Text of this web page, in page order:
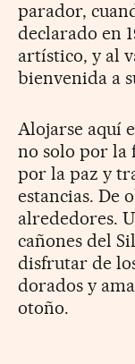
parador,
declarado en
artístico, y al
bienvenida a
Alojarse aquí
no solo por la
por la paz y
estancias. De
alrededores.
cañones del
disfrutar de
dorados y
otoño.